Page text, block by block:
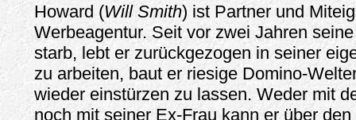
Howard (Will Smith) ist Partner und
Werbeagentur. Seit vor zwei Jahren
starb, lebt er zurückgezogen in seiner
zu arbeiten, baut er riesige Domino-
wieder einstürzen zu lassen. Weder mit
noch mit seiner Ex-Frau kann er über